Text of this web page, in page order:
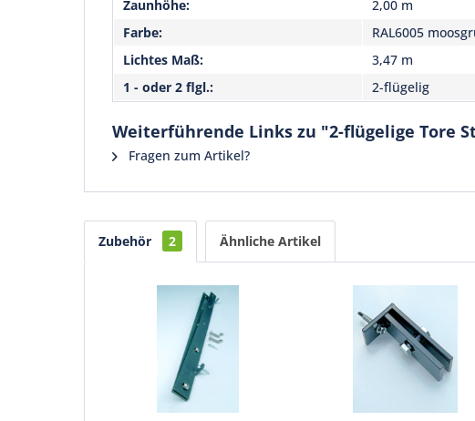
Zaunhöhe:
2,00 m
Farbe:
RAL6005
Lichtes Maß:
3,47 m
1 - oder 2 flgl.:
2-flügelig
Weiterführende Links zu "2-flügelige Tore
Fragen zum Artikel?
Zubehör 2 Ähnliche Artikel